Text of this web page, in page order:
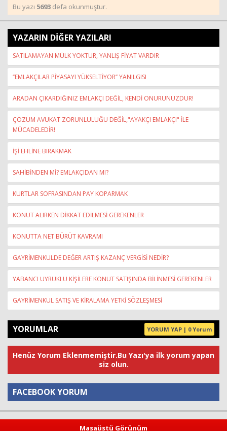
Bu yazı 5693 defa okunmuştur.
YAZARIN DİĞER YAZILARI
SATILAMAYAN MÜLK YOKTUR, YANLIŞ FİYAT VARDIR
‘’EMLAKÇILAR PİYASAYI YÜKSELTİYOR’’ YANILGISI
ARADAN ÇIKARDIĞINIZ EMLAKÇI DEĞİL, KENDİ ONURUNUZDUR!
ÇÖZÜM AVUKAT ZORUNLULUĞU DEĞİL,"AYAKÇI EMLAKÇI" İLE
MÜCADELEDİR!
İŞİ EHLİNE BIRAKMAK
SAHİBİNDEN Mİ? EMLAKÇIDAN MI?
KURTLAR SOFRASINDAN PAY KOPARMAK
KONUT ALIRKEN DİKKAT EDİLMESİ GEREKENLER
KONUTTA NET BÜRÜT KAVRAMI
GAYRİMENKULDE DEĞER ARTIŞ KAZANÇ VERGİSİ NEDİR?
YABANCI UYRUKLU KİŞİLERE KONUT SATIŞINDA BİLİNMESİ GEREKENLER
GAYRİMENKUL SATIŞ VE KİRALAMA YETKİ SÖZLEŞMESİ
YORUMLAR YORUM YAP | 0 Yorum
Henüz Yorum Eklenmemiştir.Bu Yazı'ya ilk yorum yapan
siz olun.
FACEBOOK YORUM
Masaüstü Görünüm